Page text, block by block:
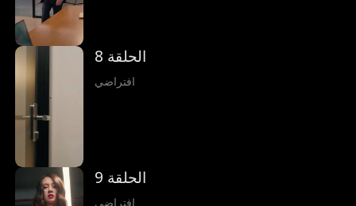
الحلقة 8
افتراضي
الحلقة 9
افتراضي